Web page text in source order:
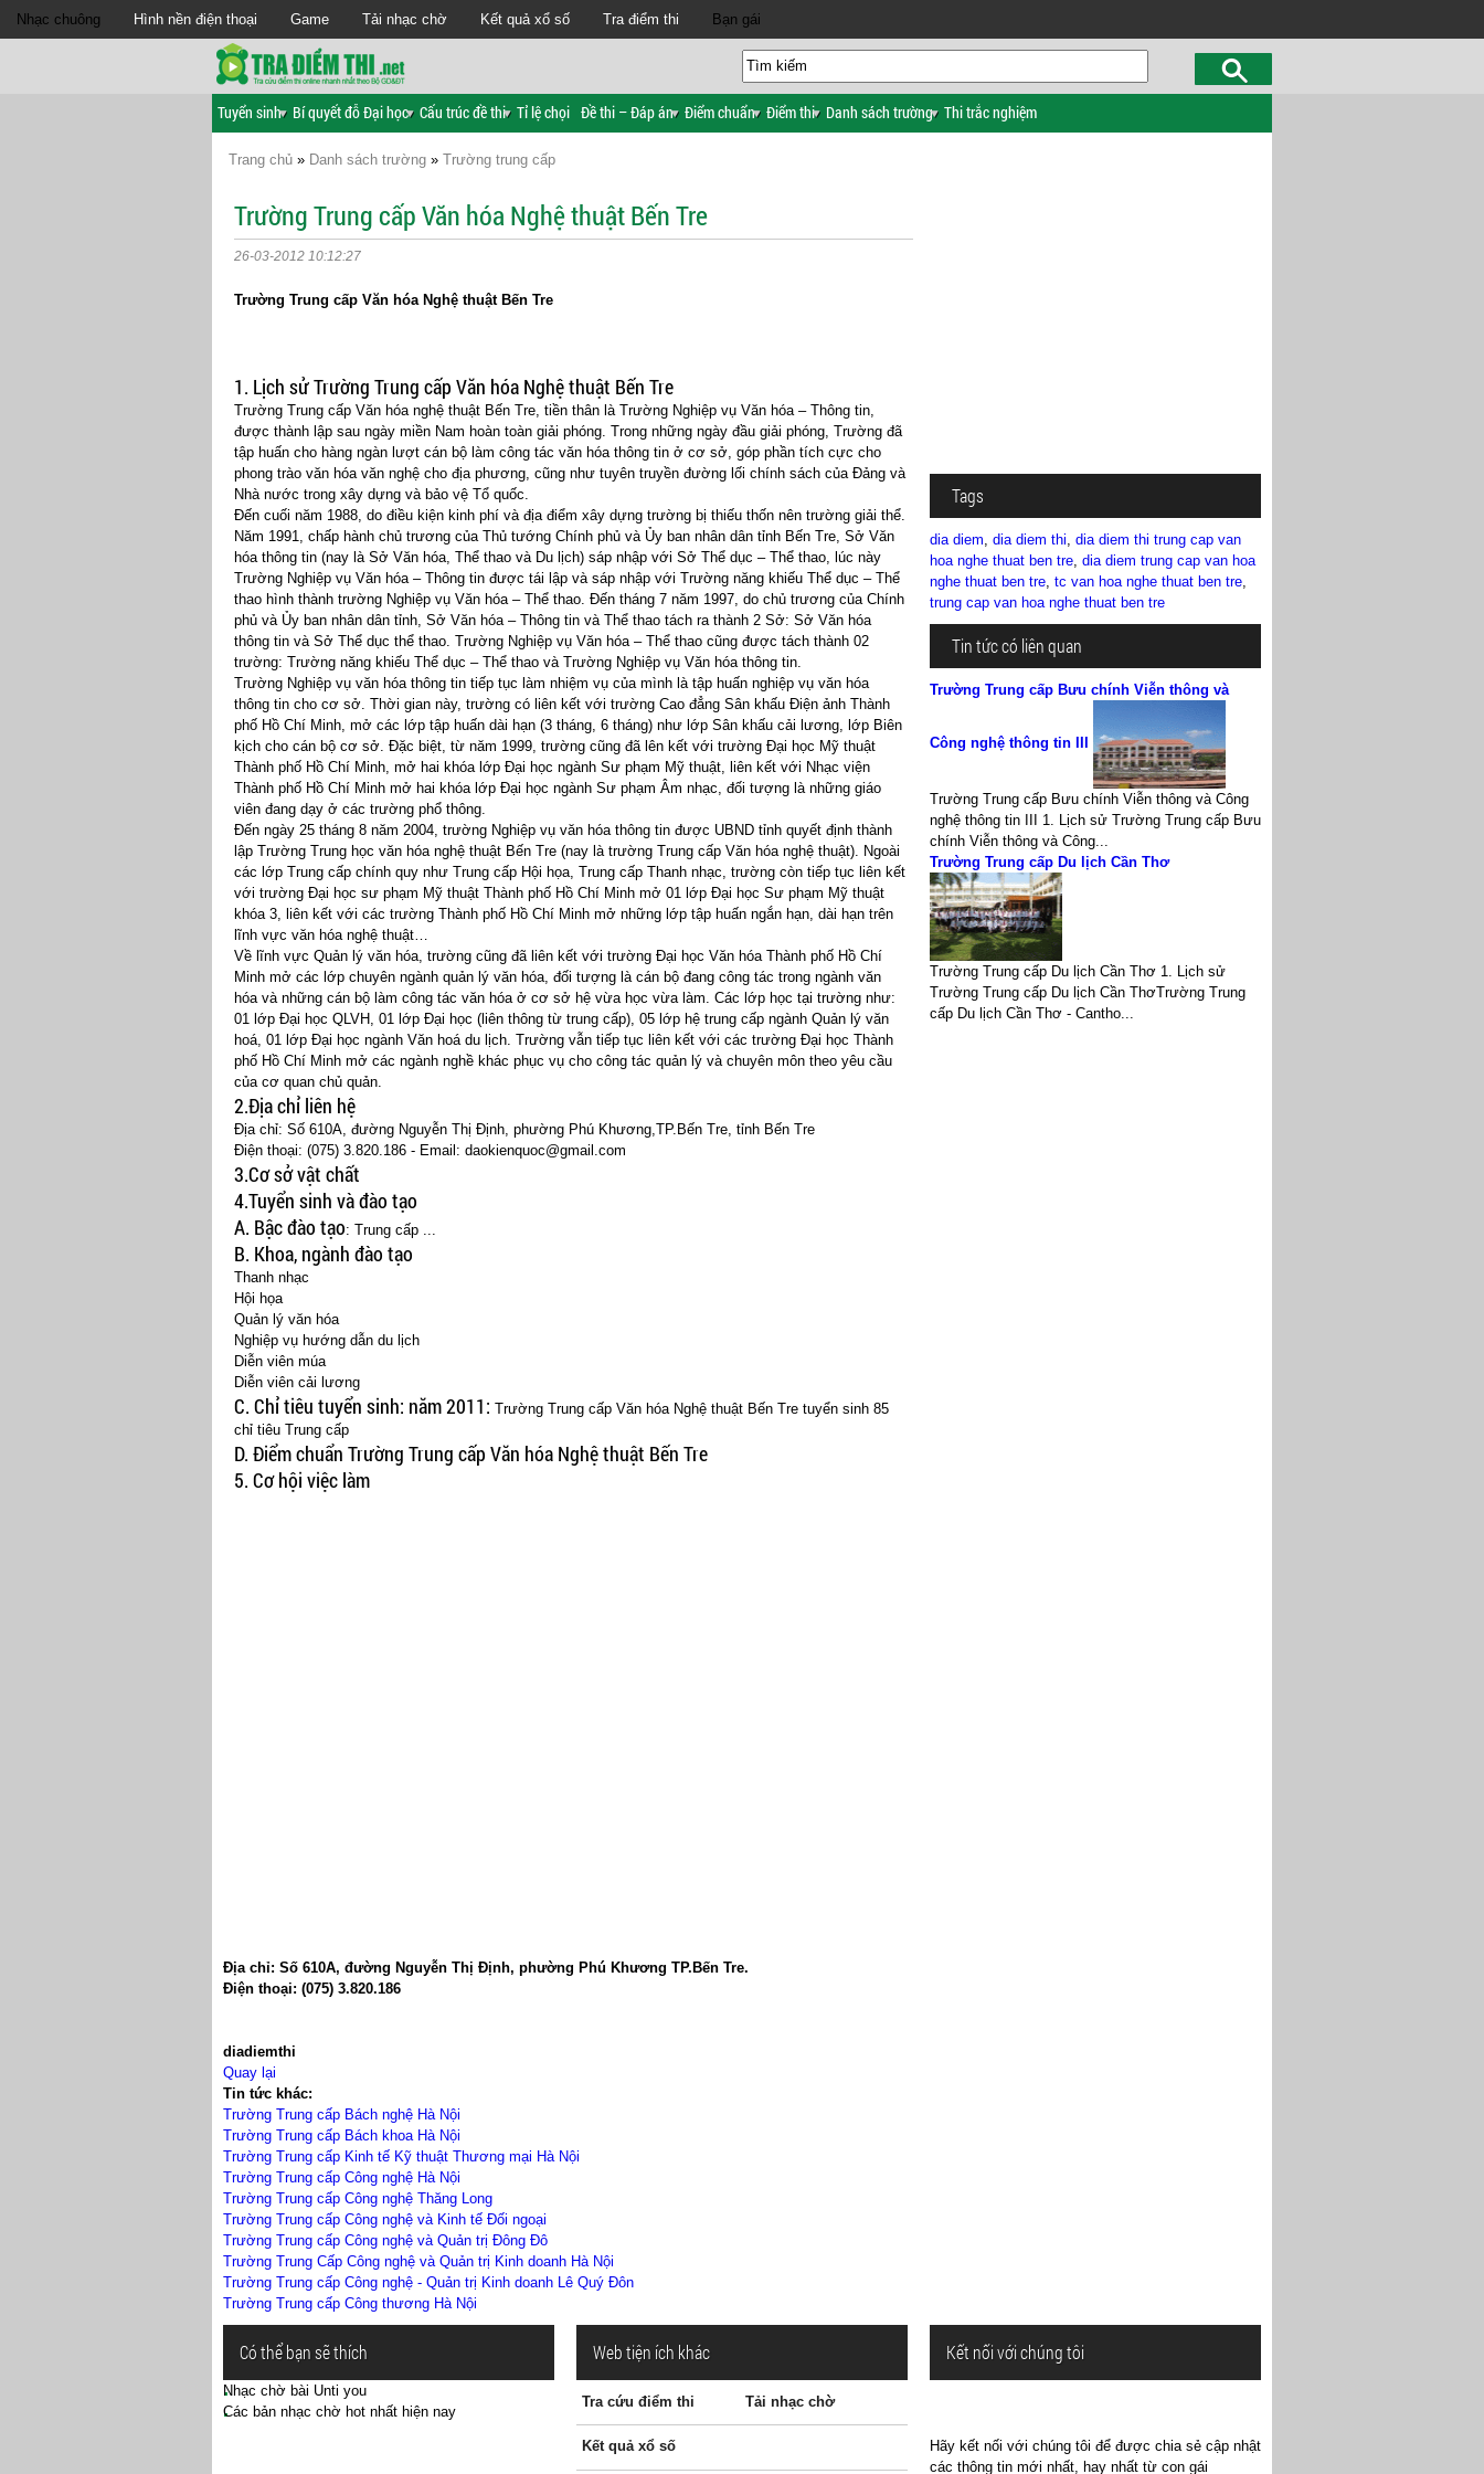
Nhạc chuông Hình nền điện thoại Game Tải nhạc chờ Kết quả xổ số Tra điểm thi Bạn gái
Tuyển sinh Bí quyết đỗ Đại học Cấu trúc đề thi Tỉ lệ chọi Đề thi – Đáp án Điểm chuẩn Điểm thi Danh sách trường Thi trắc nghiệm
Trang chủ » Danh sách trường » Trường trung cấp
Trường Trung cấp Văn hóa Nghệ thuật Bến Tre
26-03-2012 10:12:27
Trường Trung cấp Văn hóa Nghệ thuật Bến Tre
1. Lịch sử Trường Trung cấp Văn hóa Nghệ thuật Bến Tre
Trường Trung cấp Văn hóa nghệ thuật Bến Tre, tiền thân là Trường Nghiệp vụ Văn hóa – Thông tin,
được thành lập sau ngày miền Nam hoàn toàn giải phóng. Trong những ngày đầu giải phóng, Trường đã
tập huấn cho hàng ngàn lượt cán bộ làm công tác văn hóa thông tin ở cơ sở, góp phần tích cực cho
phong trào văn hóa văn nghệ cho địa phương, cũng như tuyên truyền đường lối chính sách của Đảng và
Nhà nước trong xây dựng và bảo vệ Tổ quốc.
Đến cuối năm 1988, do điều kiện kinh phí và địa điểm xây dựng trường bị thiếu thốn nên trường giải thể.
Năm 1991, chấp hành chủ trương của Thủ tướng Chính phủ và Ủy ban nhân dân tỉnh Bến Tre, Sở Văn
hóa thông tin (nay là Sở Văn hóa, Thể thao và Du lịch) sáp nhập với Sở Thể dục – Thể thao, lúc này
Trường Nghiệp vụ Văn hóa – Thông tin được tái lập và sáp nhập với Trường năng khiếu Thể dục – Thể
thao hình thành trường Nghiệp vụ Văn hóa – Thể thao. Đến tháng 7 năm 1997, do chủ trương của Chính
phủ và Ủy ban nhân dân tỉnh, Sở Văn hóa – Thông tin và Thể thao tách ra thành 2 Sở: Sở Văn hóa
thông tin và Sở Thể dục thể thao. Trường Nghiệp vụ Văn hóa – Thể thao cũng được tách thành 02
trường: Trường năng khiếu Thể dục – Thể thao và Trường Nghiệp vụ Văn hóa thông tin.
Trường Nghiệp vụ văn hóa thông tin tiếp tục làm nhiệm vụ của mình là tập huấn nghiệp vụ văn hóa
thông tin cho cơ sở. Thời gian này, trường có liên kết với trường Cao đẳng Sân khấu Điện ảnh Thành
phố Hồ Chí Minh, mở các lớp tập huấn dài hạn (3 tháng, 6 tháng) như lớp Sân khấu cải lương, lớp Biên
kịch cho cán bộ cơ sở. Đặc biệt, từ năm 1999, trường cũng đã lên kết với trường Đại học Mỹ thuật
Thành phố Hồ Chí Minh, mở hai khóa lớp Đại học ngành Sư phạm Mỹ thuật, liên kết với Nhạc viện
Thành phố Hồ Chí Minh mở hai khóa lớp Đại học ngành Sư phạm Âm nhạc, đối tượng là những giáo
viên đang dạy ở các trường phổ thông.
Đến ngày 25 tháng 8 năm 2004, trường Nghiệp vụ văn hóa thông tin được UBND tỉnh quyết định thành
lập Trường Trung học văn hóa nghệ thuật Bến Tre (nay là trường Trung cấp Văn hóa nghệ thuật). Ngoài
các lớp Trung cấp chính quy như Trung cấp Hội họa, Trung cấp Thanh nhạc, trường còn tiếp tục liên kết
với trường Đại học sư phạm Mỹ thuật Thành phố Hồ Chí Minh mở 01 lớp Đại học Sư phạm Mỹ thuật
khóa 3, liên kết với các trường Thành phố Hồ Chí Minh mở những lớp tập huấn ngắn hạn, dài hạn trên
lĩnh vực văn hóa nghệ thuật…
Về lĩnh vực Quản lý văn hóa, trường cũng đã liên kết với trường Đại học Văn hóa Thành phố Hồ Chí
Minh mở các lớp chuyên ngành quản lý văn hóa, đối tượng là cán bộ đang công tác trong ngành văn
hóa và những cán bộ làm công tác văn hóa ở cơ sở hệ vừa học vừa làm. Các lớp học tại trường như:
01 lớp Đại học QLVH, 01 lớp Đại học (liên thông từ trung cấp), 05 lớp hệ trung cấp ngành Quản lý văn
hoá, 01 lớp Đại học ngành Văn hoá du lịch. Trường vẫn tiếp tục liên kết với các trường Đại học Thành
phố Hồ Chí Minh mở các ngành nghề khác phục vụ cho công tác quản lý và chuyên môn theo yêu cầu
của cơ quan chủ quản.
2.Địa chỉ liên hệ
Địa chỉ: Số 610A, đường Nguyễn Thị Định, phường Phú Khương,TP.Bến Tre, tỉnh Bến Tre
Điện thoại: (075) 3.820.186 - Email: daokienquoc@gmail.com
3.Cơ sở vật chất
4.Tuyển sinh và đào tạo
A. Bậc đào tạo: Trung cấp ...
B. Khoa, ngành đào tạo
Thanh nhạc
Hội họa
Quản lý văn hóa
Nghiệp vụ hướng dẫn du lịch
Diễn viên múa
Diễn viên cải lương
C. Chỉ tiêu tuyển sinh: năm 2011: Trường Trung cấp Văn hóa Nghệ thuật Bến Tre tuyển sinh 85
chỉ tiêu Trung cấp
D. Điểm chuẩn Trường Trung cấp Văn hóa Nghệ thuật Bến Tre
5. Cơ hội việc làm
Địa chỉ: Số 610A, đường Nguyễn Thị Định, phường Phú Khương TP.Bến Tre.
Điện thoại: (075) 3.820.186
diadiemthi
Quay lại
Tin tức khác:
Trường Trung cấp Bách nghệ Hà Nội
Trường Trung cấp Bách khoa Hà Nội
Trường Trung cấp Kinh tế Kỹ thuật Thương mại Hà Nội
Trường Trung cấp Công nghệ Hà Nội
Trường Trung cấp Công nghệ Thăng Long
Trường Trung cấp Công nghệ và Kinh tế Đối ngoại
Trường Trung cấp Công nghệ và Quản trị Đông Đô
Trường Trung Cấp Công nghệ và Quản trị Kinh doanh Hà Nội
Trường Trung cấp Công nghệ - Quản trị Kinh doanh Lê Quý Đôn
Trường Trung cấp Công thương Hà Nội
Tags
dia diem, dia diem thi, dia diem thi trung cap van
hoa nghe thuat ben tre, dia diem trung cap van hoa
nghe thuat ben tre, tc van hoa nghe thuat ben tre,
trung cap van hoa nghe thuat ben tre
Tin tức có liên quan
Trường Trung cấp Bưu chính Viễn thông và
Công nghệ thông tin III
Trường Trung cấp Bưu chính Viễn thông và Công
nghệ thông tin III 1. Lịch sử Trường Trung cấp Bưu
chính Viễn thông và Công...
Trường Trung cấp Du lịch Cần Thơ
Trường Trung cấp Du lịch Cần Thơ 1. Lịch sử
Trường Trung cấp Du lịch Cần ThơTrường Trung
cấp Du lịch Cần Thơ - Cantho...
Có thể bạn sẽ thích
Nhạc chờ bài Unti you
Các bản nhạc chờ hot nhất hiện nay
Web tiện ích khác
Tra cứu điểm thi Tải nhạc chờ
Kết quả xổ số
Kết nối với chúng tôi
Hãy kết nối với chúng tôi để được chia sẻ cập nhật
các thông tin mới nhất, hay nhất từ con gái